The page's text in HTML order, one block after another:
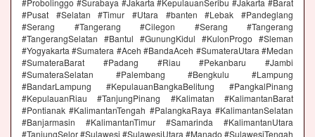
#Probolinggo #Surabaya #Jakarta #KepulauanSeribu #Jakarta #Barat
#Pusat #Selatan #Timur #Utara #banten #Lebak #Pandeglang
#Serang #Tangerang #Cilegon #Serang #Tangerang
#TangerangSelatan #Bantul #GunungKidul #KulonProgo #Sleman
#Yogyakarta #Sumatera #Aceh #BandaAceh #SumateraUtara #Medan
#SumateraBarat #Padang #Riau #Pekanbaru #Jambi
#SumateraSelatan #Palembang #Bengkulu #Lampung
#BandarLampung #KepulauanBangkaBelitung #PangkalPinang
#KepulauanRiau #TanjungPinang #Kalimatan #KalimantanBarat
#Pontianak #KalimantanTengah #PalangkaRaya #KalimantanSelatan
#Banjarmasin #KalimantanTimur #Samarinda #KalimantanUtara
#TanjungSelor #Sulawesi #SulawesiUtara #Manado #SulawesiTengah